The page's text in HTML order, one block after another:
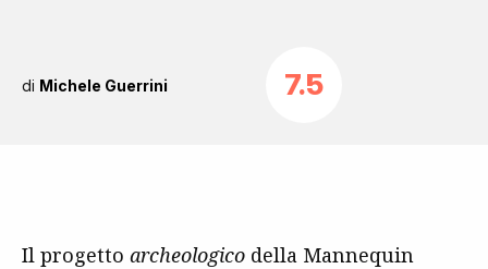
di Michele Guerrini 7.5
Il progetto archeologico della Mannequin